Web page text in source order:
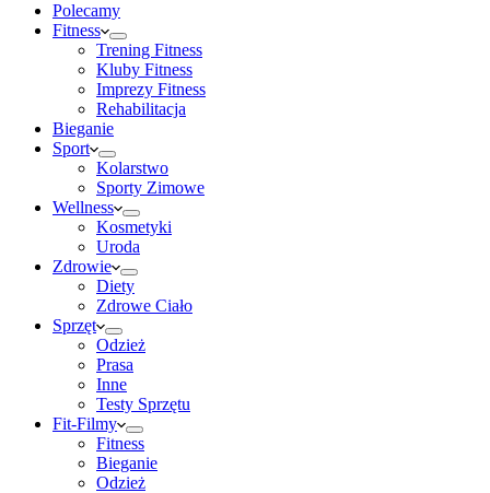
Polecamy
Fitness
Trening Fitness
Kluby Fitness
Imprezy Fitness
Rehabilitacja
Bieganie
Sport
Kolarstwo
Sporty Zimowe
Wellness
Kosmetyki
Uroda
Zdrowie
Diety
Zdrowe Ciało
Sprzęt
Odzież
Prasa
Inne
Testy Sprzętu
Fit-Filmy
Fitness
Bieganie
Odzież